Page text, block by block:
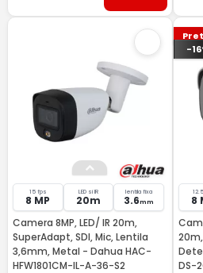
15 fps
8 MP
LED si IR
20m
lentila fixa
3.6mm
Camera 8MP, LED/ IR 20m,
SuperAdapt, SDI, Mic, Lentila
3,6mm, Metal - Dahua HAC-
HFW1801CM-IL-A-36-S2
-
8
DS-